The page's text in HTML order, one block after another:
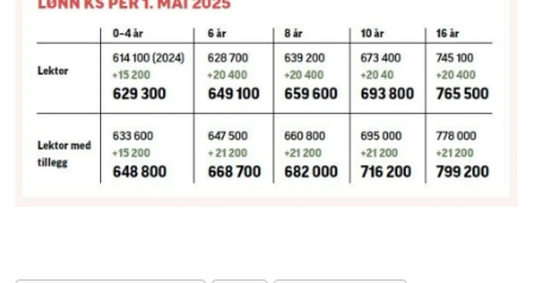
Inflasjon
Dersom prisveksten er lavere enn
lønnsveksten, får man
reallønnsvekst. Per i dag antar man
at prisveksten blir på 2,7 prosent, men